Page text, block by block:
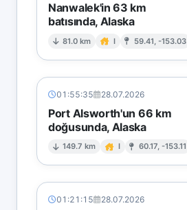
Nanwalek'in 63 km
batısında, Alaska
81.0 km I 59.41, -153.03
01:55:35 28.07.2026
Port Alsworth'un 66 km
doğusunda, Alaska
149.7 km I 60.17, -153.11
01:21:15 28.07.2026